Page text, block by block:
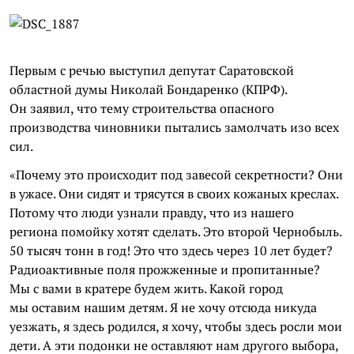
Первым с речью выступил депутат Саратовской
областной думы Николай Бондаренко (КПРФ).
Он заявил, что тему строительства опасного
производства чиновники пытались замолчать изо всех
сил.
«Почему это происходит под завесой секретности? Они
в ужасе. Они сидят и трясутся в своих кожаных креслах.
Потому что люди узнали правду, что из нашего
региона помойку хотят сделать. Это второй Чернобыль.
50 тысяч тонн в год! Это что здесь через 10 лет будет?
Радиоактивные поля прожженные и пропитанные?
Мы с вами в кратере будем жить. Какой город
мы оставим нашим детям. Я не хочу отсюда никуда
уезжать, я здесь родился, я хочу, чтобы здесь росли мои
дети. А эти подонки не оставляют нам другого выбора,